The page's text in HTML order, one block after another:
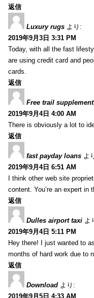
返信
Luxury rugs より:
2019年9月3日 3:31 PM
Today, with all the fast
are using credit card and
cards.
返信
Free trail
2019年9月4日 4:00 AM
There is obviously a lot to
返信
fast payday loans よ
2019年9月4日 6:51 AM
I think other web site
content. You’re an expert in
返信
Dulles airport taxi よ
2019年9月4日 5:11 PM
Hey there! I just wanted to
months of hard work due to
返信
Download より:
2019年9月5日 4:33 AM